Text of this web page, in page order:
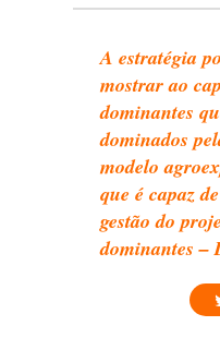
A estratégia
mostrar ao
dominantes
dominados
modelo
que é capaz
gestão do
dominantes –